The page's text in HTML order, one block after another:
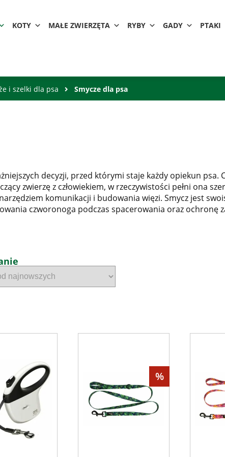
KOTY MAŁE ZWIERZĘTA RYBY GADY PTAKI
i szelki dla psa Smycze dla psa
decyzji, przed którymi staje każdy opiekun psa.
zwierzę z człowiekiem, w rzeczywistości pełni ona
komunikacji i budowania więzi. Smycz jest
czworonoga podczas spacerowania oraz ochronę
%